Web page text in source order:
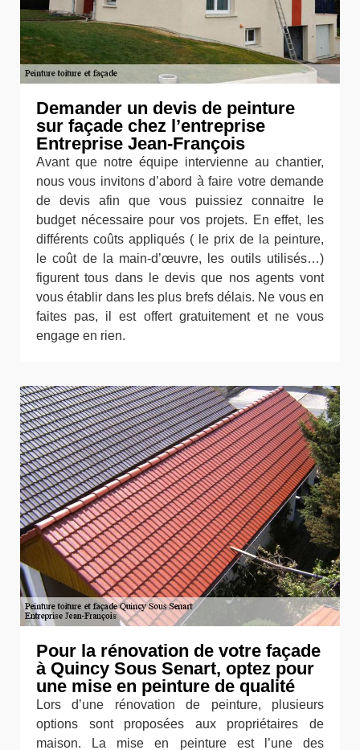
Demander un devis de peinture
sur façade chez l’entreprise
Entreprise Jean-François
Avant que notre équipe intervienne au chantier,
nous vous invitons d’abord à faire votre demande
de devis afin que vous puissiez connaitre le
budget nécessaire pour vos projets. En effet, les
différents coûts appliqués ( le prix de la peinture,
le coût de la main-d’œuvre, les outils utilisés…)
figurent tous dans le devis que nos agents vont
vous établir dans les plus brefs délais. Ne vous en
faites pas, il est offert gratuitement et ne vous
engage en rien.
Pour la rénovation de votre façade
à Quincy Sous Senart, optez pour
une mise en peinture de qualité
Lors d’une rénovation de peinture, plusieurs
options sont proposées aux propriétaires de
maison. La mise en peinture est l’une des